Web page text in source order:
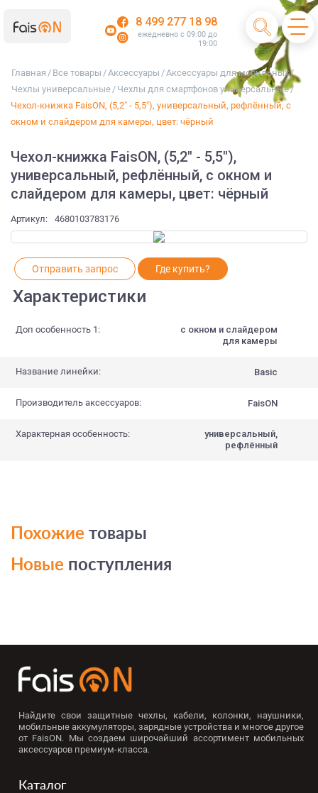
8 499 277 18 98
ежедневно с 09:00 до
19:00
Главная / Все товары / Аксессуары / Аксессуары для мобильных/
Чехлы универсальные / Чехлы для смартфонов универсальные/
Чехол-книжка FaisON, (5,2" - 5,5"), универсальный, рефлённый, с
окном и слайдером для камеры, цвет: чёрный
Чехол-книжка FaisON, (5,2" - 5,5"),
универсальный, рефлённый, с окном и
слайдером для камеры, цвет: чёрный
Артикул: 4680103783176
Отправить запрос Где купить?
Характеристики
Доп особенность 1:
с окном и слайдером
для камеры
Название линейки: Basic
Производитель аксессуаров: FaisON
Характерная особенность:
универсальный,
рефлённый
Похожие товары
Новые поступления
Найдите свои защитные чехлы, кабели, колонки, наушники,
мобильные аккумуляторы, зарядные устройства и многое другое
от FaisON. Мы создаем широчайший ассортимент мобильных
аксессуаров премиум-класса.
Каталог